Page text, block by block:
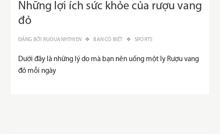
Những lợi ích sức khỏe của rượu vang
đỏ
ĐĂNG BỞI RUOUANHTHIEN BẠN CÓ BIẾT SPORTS
Dưới đây là những lý do mà bạn nên uống một ly Rượu vang
đỏ mỗi ngày